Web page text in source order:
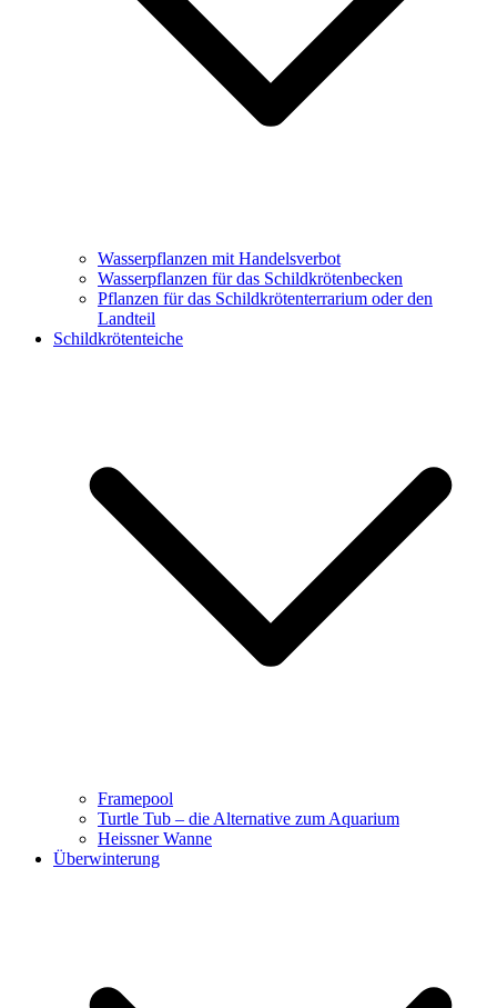
Wasserpflanzen mit Handelsverbot
Wasserpflanzen für das Schildkrötenbecken
Pflanzen für das Schildkrötenterrarium oder den
Landteil
Schildkrötenteiche
Framepool
Turtle Tub – die Alternative zum Aquarium
Heissner Wanne
Überwinterung